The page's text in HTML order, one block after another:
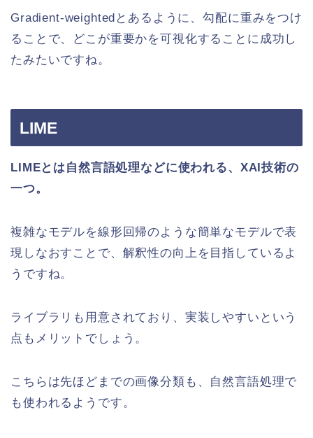
Gradient-weightedとあるように、勾配に重みをつけ
ることで、どこが重要かを可視化することに成功し
たみたいですね。
LIME
LIMEとは自然言語処理などに使われる、XAI技術の
一つ。
複雑なモデルを線形回帰のような簡単なモデルで表
現しなおすことで、解釈性の向上を目指しているよ
うですね。
ライブラリも用意されており、実装しやすいという
点もメリットでしょう。
こちらは先ほどまでの画像分類も、自然言語処理で
も使われるようです。